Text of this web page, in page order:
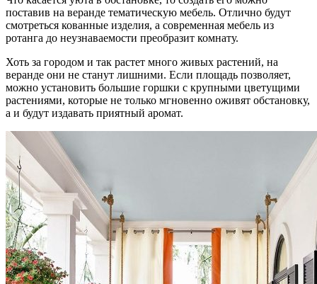
поставив на веранде тематическую мебель. Отлично будут
смотреться кованные изделия, а современная мебель из
ротанга до неузнаваемости преобразит комнату.
Хоть за городом и так растет много живых растений, на
веранде они не станут лишними. Если площадь позволяет,
можно установить большие горшки с крупными цветущими
растениями, которые не только мгновенно оживят обстановку,
а и будут издавать приятный аромат.